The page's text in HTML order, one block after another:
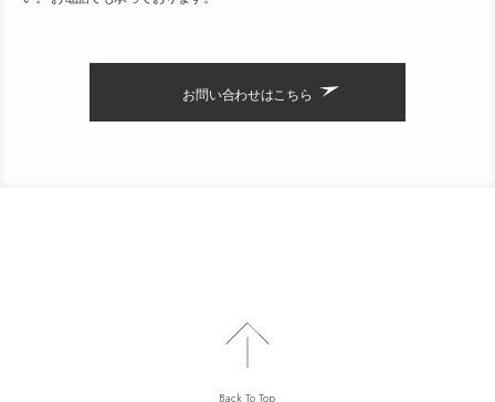
お問い合わせはこちら
Back To Top